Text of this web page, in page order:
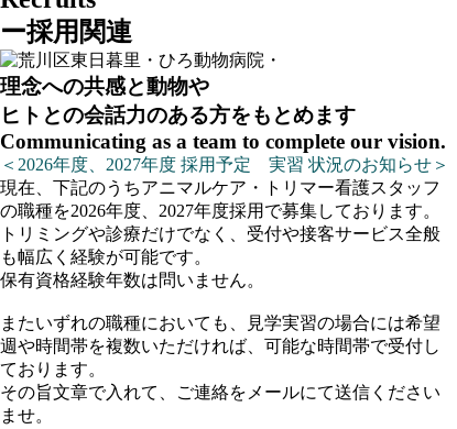
ー採用関連
理念への共感と動物や
ヒトとの会話力のある方をもとめます
Communicating as a team to complete our vision.
＜2026年度、2027年度 採用予定 実習 状況のお知らせ＞
現在、下記のうちアニマルケア・トリマー看護スタッフ
の職種を2026年度、2027年度採用で募集しております。
トリミングや診療だけでなく、受付や接客サービス全般
も幅広く経験が可能です。
保有資格経験年数は問いません。
またいずれの職種においても、見学実習の場合には希望
週や時間帯を複数いただければ、可能な時間帯で受付し
ております。
その旨文章で入れて、ご連絡をメールにて送信ください
ませ。